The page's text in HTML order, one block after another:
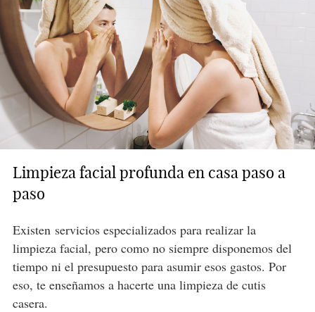
Limpieza facial profunda en casa paso a
paso
Existen servicios especializados para realizar la
limpieza facial, pero como no siempre disponemos del
tiempo ni el presupuesto para asumir esos gastos. Por
eso, te enseñamos a hacerte una limpieza de cutis
casera.